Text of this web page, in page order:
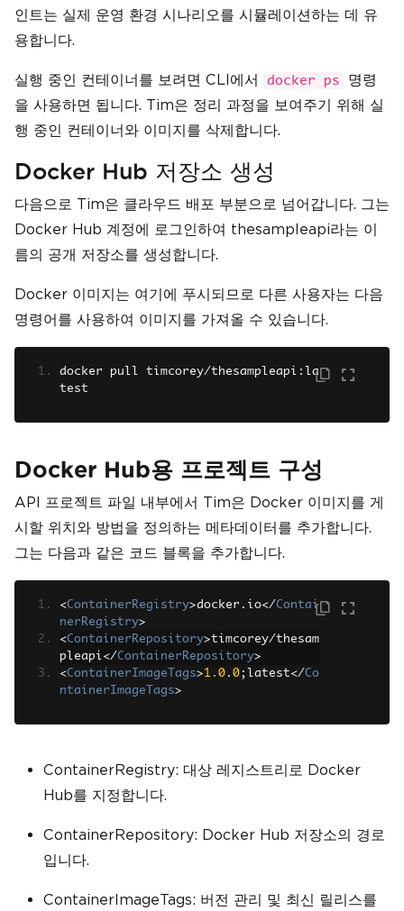
인트는 실제 운영 환경 시나리오를 시뮬레이션하는 데 유
용합니다.
실행 중인 컨테이너를 보려면 CLI에서 docker ps
명령
을 사용하면 됩니다. Tim은 정리 과정을 보여주기 위해 실
행 중인 컨테이너와 이미지를 삭제합니다.
Docker Hub 저장소 생성
다음으로 Tim은 클라우드 배포 부분으로 넘어갑니다. 그는
Docker Hub 계정에 로그인하여 thesampleapi라는 이
름의 공개 저장소를 생성합니다.
Docker 이미지는 여기에 푸시되므로 다른 사용자는 다음
명령어를 사용하여 이미지를 가져올 수 있습니다.
docker pull timcorey/thesampleapi : la
test
Docker Hub용 프로젝트 구성
API 프로젝트 파일 내부에서 Tim은 Docker 이미지를 게
시할 위치와 방법을 정의하는 메타데이터를 추가합니다.
그는 다음과 같은 코드 블록을 추가합니다.
<ContainerRegistry>docker . io</Contai
nerRegistry>
<ContainerRepository>timcorey/thesam
pleapi</ContainerRepository>
<ContainerImageTags>1.0 . 0; latest</Co
ntainerImageTags>
ContainerRegistry: 대상 레지스트리로 Docker
Hub를 지정합니다.
ContainerRepository: Docker Hub 저장소의 경로
입니다.
ContainerImageTags: 버전 관리 및 최신 릴리스를